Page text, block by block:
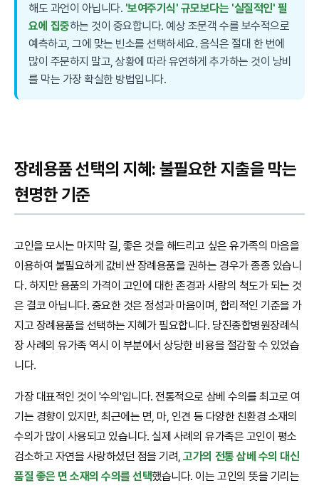
해도 과언이 아닙니다. '보여주기식' 규모보다는 '실질적인' 필
요에 집중하는 것이 중요합니다. 예상 조문객 수를 보수적으로
예측하고, 그에 맞는 빈소를 선택하세요. 음식은 절대 한 번에
많이 주문하지 말고, 상황에 따라 유연하게 추가하는 것이 낭비
를 막는 가장 확실한 방법입니다.
장례용품 선택의 지혜: 불필요한 지출을 막는
현명한 기준
고인을 모시는 마지막 길, 좋은 것을 해드리고 싶은 유가족의 마음을
이용하여 불필요하게 값비싼 장례용품을 권하는 경우가 종종 있습니
다. 하지만 용품의 가격이 고인에 대한 존경과 사랑의 척도가 되는 것
은 결코 아닙니다. 중요한 것은 정성과 마음이며, 합리적인 기준을 가
지고 장례용품을 선택하는 지혜가 필요합니다. 당진종합병원장례식
장 사례의 유가족 역시 이 부분에서 상당한 비용을 절감할 수 있었습
니다.
가장 대표적인 것이 '수의'입니다. 전통적으로 삼베 수의를 최고로 여
기는 경향이 있지만, 최근에는 면, 마, 인견 등 다양한 친환경 소재의
수의가 많이 사용되고 있습니다. 실제 사례의 유가족은 고인이 평소
검소하고 자연을 사랑하셨던 점을 기려,고가의 전통 삼베 수의 대신
품질 좋은 면 소재의 수의를 선택했습니다. 이는 고인의 뜻을 기리는